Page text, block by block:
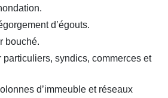
d’égouts.
bouché.
particuliers, syndics, commerces et
d’immeuble et réseaux